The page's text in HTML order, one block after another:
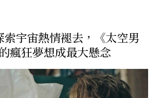
索宇宙熱情褪去，《太空男
瘋狂夢想成最大懸念